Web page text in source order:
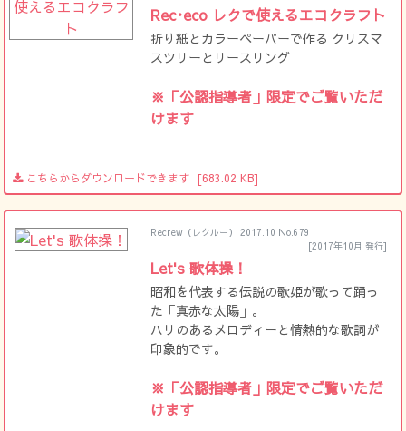
Rec･eco レクで使えるエコクラフト
折り紙とカラーペーパーで作る クリスマ
スツリーとリースリング
※「公認指導者」限定でご覧いただ
けます
こちらからダウンロードできます [683.02 KB]
Recrew（レクルー） 2017.10 No.679
[2017年10月 発行]
Let's 歌体操！
昭和を代表する伝説の歌姫が歌って踊っ
た「真赤な太陽」。
ハリのあるメロディーと情熱的な歌詞が
印象的です。
※「公認指導者」限定でご覧いただ
けます